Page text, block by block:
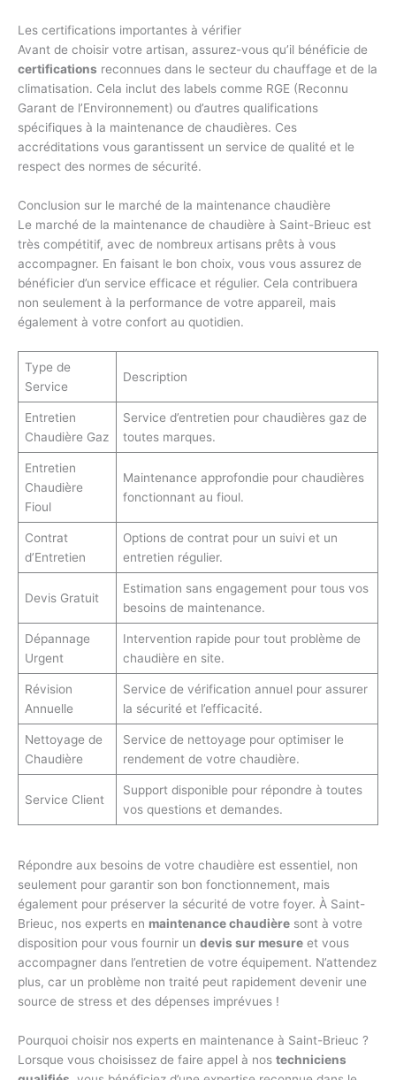
Les certifications importantes à vérifier
Avant de choisir votre artisan, assurez-vous qu’il bénéficie de
certifications reconnues dans le secteur du chauffage et de la
climatisation. Cela inclut des labels comme RGE (Reconnu
Garant de l’Environnement) ou d’autres qualifications
spécifiques à la maintenance de chaudières. Ces
accréditations vous garantissent un service de qualité et le
respect des normes de sécurité.
Conclusion sur le marché de la maintenance chaudière
Le marché de la maintenance de chaudière à Saint-Brieuc est
très compétitif, avec de nombreux artisans prêts à vous
accompagner. En faisant le bon choix, vous vous assurez de
bénéficier d’un service efficace et régulier. Cela contribuera
non seulement à la performance de votre appareil, mais
également à votre confort au quotidien.
Type de
Service
Description
Entretien
Chaudière Gaz
Service d’entretien pour chaudières gaz de
toutes marques.
Entretien
Chaudière
Fioul
Maintenance approfondie pour chaudières
fonctionnant au fioul.
Contrat
d’Entretien
Options de contrat pour un suivi et un
entretien régulier.
Devis Gratuit
Estimation sans engagement pour tous vos
besoins de maintenance.
Dépannage
Urgent
Intervention rapide pour tout problème de
chaudière en site.
Révision
Annuelle
Service de vérification annuel pour assurer
la sécurité et l’efficacité.
Nettoyage de
Chaudière
Service de nettoyage pour optimiser le
rendement de votre chaudière.
Service Client
Support disponible pour répondre à toutes
vos questions et demandes.
Répondre aux besoins de votre chaudière est essentiel, non
seulement pour garantir son bon fonctionnement, mais
également pour préserver la sécurité de votre foyer. À Saint-
Brieuc, nos experts en maintenance chaudière sont à votre
disposition pour vous fournir un devis sur mesure et vous
accompagner dans l’entretien de votre équipement. N’attendez
plus, car un problème non traité peut rapidement devenir une
source de stress et des dépenses imprévues !
Pourquoi choisir nos experts en maintenance à Saint-Brieuc ?
Lorsque vous choisissez de faire appel à nos techniciens